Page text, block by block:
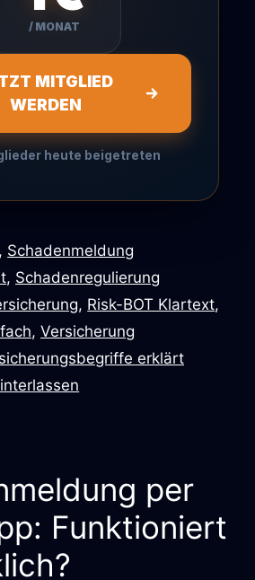
/ MONAT
MITGLIED
WERDEN
heute beigetreten
, Schadenmeldung
, Schadenregulierung
, Risk-BOT Klartext,
, Versicherung
erklärt
per
Funktioniert